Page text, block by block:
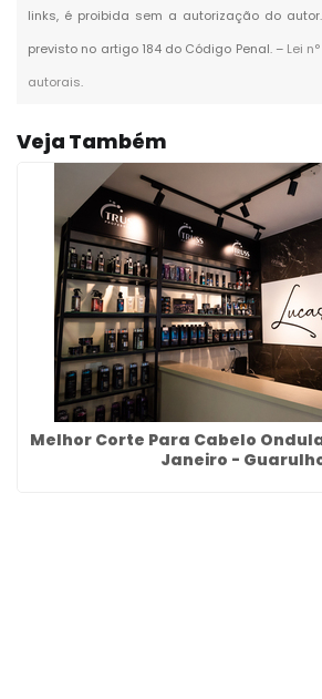
links, é proibida sem a autorização do
previsto no artigo 184 do Código Penal. – Lei
autorais.
Veja Também
Melhor Corte Para Cabelo
Janeiro -